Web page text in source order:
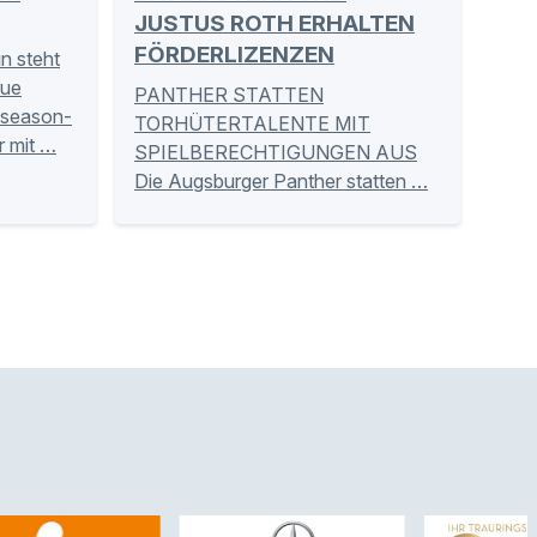
steht
mit …
JUSTUS ROTH ERHALTEN
FÖRDERLIZENZEN
PANTHER STATTEN
TORHÜTERTALENTE MIT
SPIELBERECHTIGUNGEN AUS
Die Augsburger Panther statten …